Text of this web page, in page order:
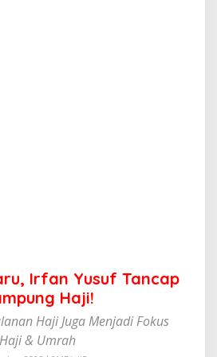
Irfan Yusuf Tancap
Haji!
Haji Juga Menjadi Fokus
& Umrah